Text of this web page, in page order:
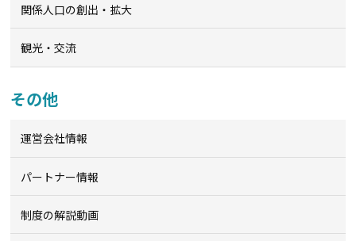
関係人口の創出・拡大
観光・交流
その他
運営会社情報
パートナー情報
制度の解説動画